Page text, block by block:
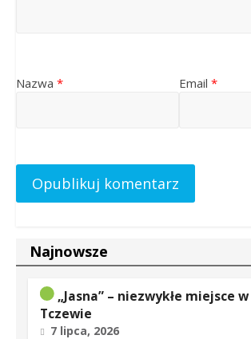
Nazwa * Email *
Najnowsze
„Jasna” – niezwykłe miejsce w
Tczewie
7 lipca, 2026